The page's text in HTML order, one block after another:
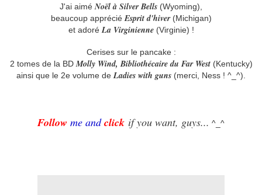
J'ai aimé Noël à Silver Bells (Wyoming),
beaucoup apprécié Esprit d'hiver (Michigan)
et adoré La Virginienne(Virginie) !
Cerises sur le pancake :
2 tomes de la BD Molly Wind, Bibliothécaire du Far West(Kentucky)
ainsi que le 2e volume de Ladies with guns (merci, Ness ! ^_^).
Follow me andclick if you want, guys... ^_^